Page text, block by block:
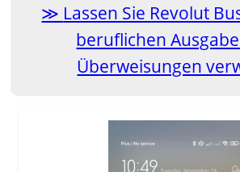
Lassen Sie Revolut
beruflichen
Überweisungen